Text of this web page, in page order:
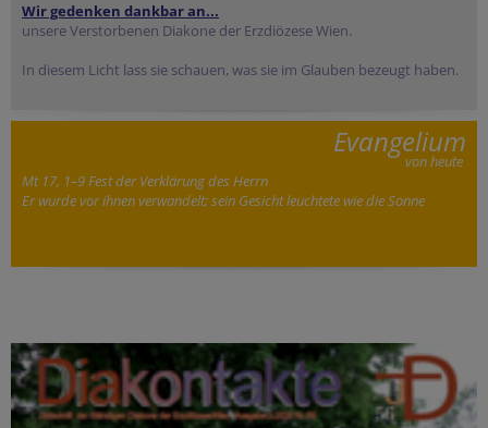
Wir gedenken dankbar an...
unsere Verstorbenen Diakone der Erzdiözese Wien.
In diesem Licht lass sie schauen, was sie im Glauben bezeugt haben.
Evangelium
von heute
Mt 17, 1–9 Fest der Verklärung des Herrn
Er wurde vor ihnen verwandelt; sein Gesicht leuchtete wie die Sonne